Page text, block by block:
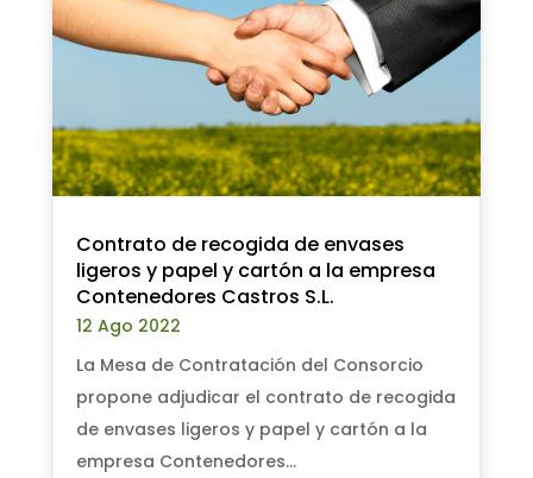
Contrato de recogida de envases
ligeros y papel y cartón a la empresa
Contenedores Castros S.L.
12 Ago 2022
La Mesa de Contratación del Consorcio
propone adjudicar el contrato de recogida
de envases ligeros y papel y cartón a la
empresa Contenedores...